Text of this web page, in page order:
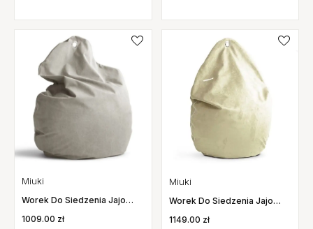
Miuki
Worek Do Siedzenia Jajo
1009.00 zł
Miuki
Worek Do Siedzenia Jajo
1149.00 zł